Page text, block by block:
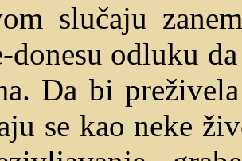
slučaju
donesu odluku
Da bi
se kao neke